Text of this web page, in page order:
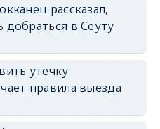
рассказал,
в Сеуту
утечку
правила выезда